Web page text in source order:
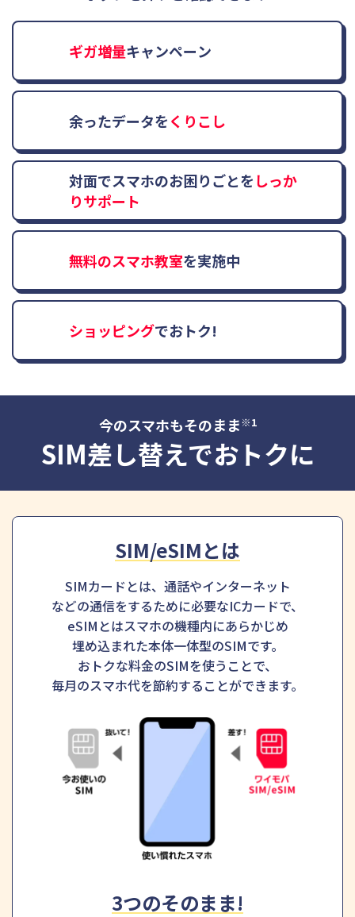
ギガ増量キャンペーン
余ったデータをくりこし
対面でスマホのお困りごとをしっか
りサポート
無料のスマホ教室を実施中
ショッピングでおトク!
今のスマホもそのまま※1
SIM差し替えでおトクに
SIM/eSIMとは
SIMカードとは、通話やインターネット
などの通信をするために必要なICカードで、
eSIMとはスマホの機種内にあらかじめ
埋め込まれた本体一体型のSIMです。
おトクな料金のSIMを使うことで、
毎月のスマホ代を節約することができます。
3つのそのまま!